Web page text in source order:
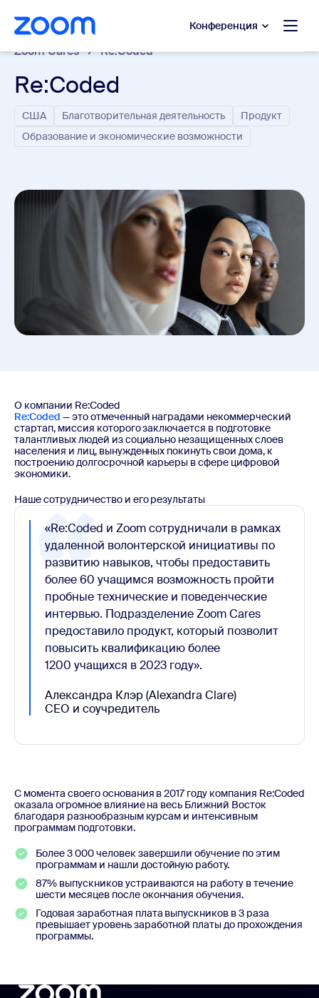
содержанию
в чат помощи Конференция
Zoom Cares Re:Coded
Re:Coded
США Благотворительная деятельность
Продукт
Образование и экономические возможности
О компании Re:Coded
Re:Coded — это отмеченный наградами некоммерческий
стартап, миссия которого заключается в подготовке
талантливых людей из социально незащищенных слоев
населения и лиц, вынужденных покинуть свои дома, к
построению долгосрочной карьеры в сфере цифровой
экономики.
Наше сотрудничество и его результаты
«Re:Coded и Zoom сотрудничали в рамках
удаленной волонтерской инициативы по
развитию навыков, чтобы предоставить
более 60 учащимся возможность пройти
пробные технические и поведенческие
интервью. Подразделение Zoom Cares
предоставило продукт, который позволит
повысить квалификацию более
1200 учащихся в 2023 году».
Александра Клэр (Alexandra Clare)
CEO и соучредитель
С момента своего основания в 2017 году компания Re:Coded
оказала огромное влияние на весь Ближний Восток
благодаря разнообразным курсам и интенсивным
программам подготовки.
Более 3 000 человек завершили обучение по этим
программам и нашли достойную работу.
87% выпускников устраиваются на работу в течение
шести месяцев после окончания обучения.
Годовая заработная плата выпускников в 3 раза
превышает уровень заработной платы до прохождения
программы.